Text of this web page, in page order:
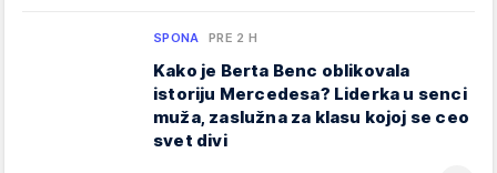
SPONA PRE 2 H
Kako je Berta Benc oblikovala
istoriju Mercedesa? Liderka u senci
muža, zaslužna za klasu kojoj se ceo
svet divi